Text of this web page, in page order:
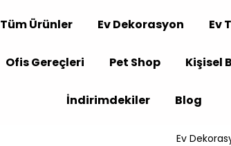
Tüm Ürünler Ev Dekorasyon Ev
Ofis Gereçleri Pet Shop Kişisel
İndirimdekiler Blog
Ev